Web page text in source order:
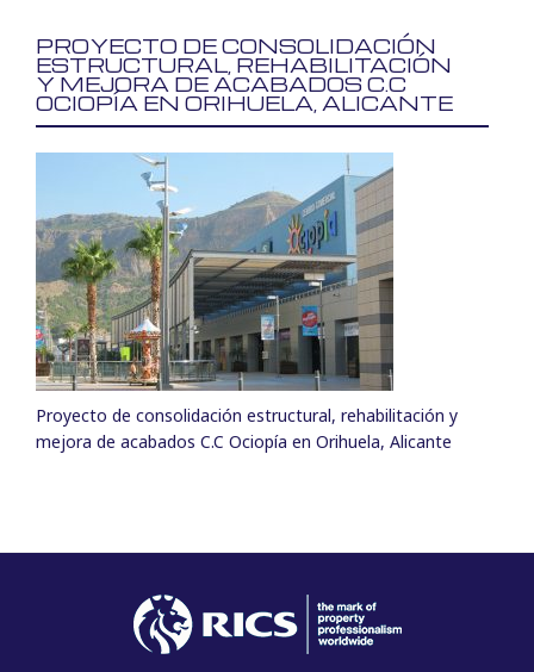
PROYECTO DE CONSOLIDACIÓN
ESTRUCTURAL, REHABILITACIÓN
Y MEJORA DE ACABADOS C.C
OCIOPÍA EN ORIHUELA, ALICANTE
Proyecto de consolidación estructural, rehabilitación y
mejora de acabados C.C Ociopía en Orihuela, Alicante